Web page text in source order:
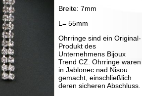
Breite: 7mm
L= 55mm
Ohrringe sind ein Original-
Produkt des
Unternehmens Bijoux
Trend CZ. Ohrringe waren
in Jablonec nad Nisou
gemacht, einschließlich
deren sicheren Abschluss.